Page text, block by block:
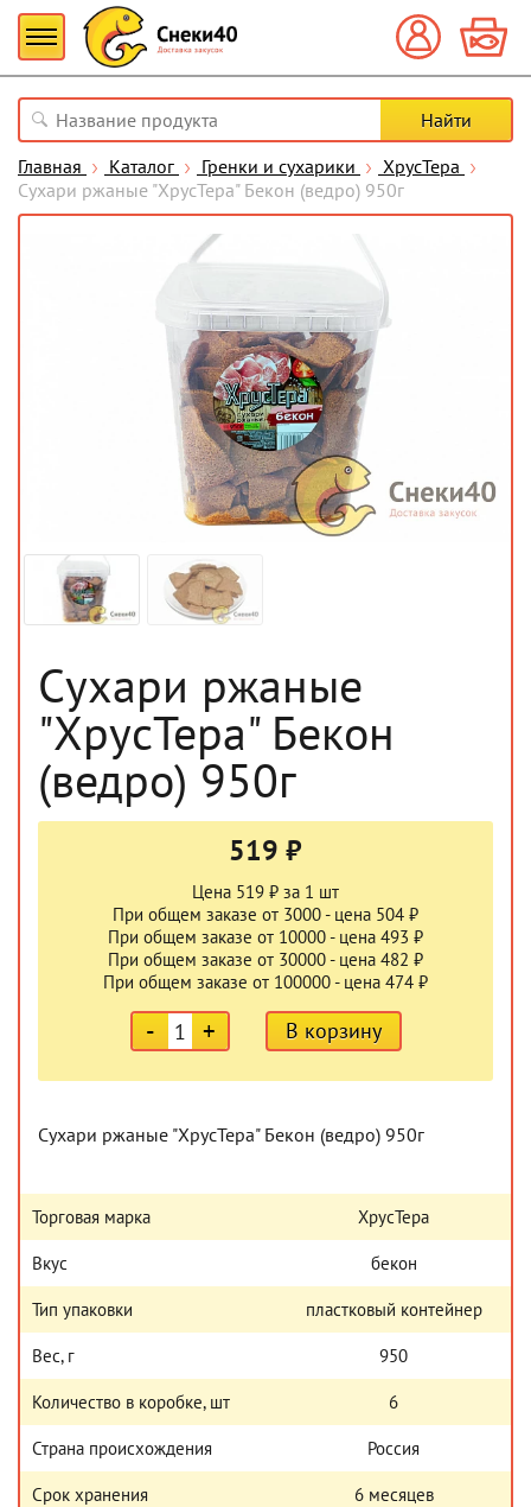
Главная Каталог Гренки и сухарики
ХрусТера
Сухари ржаные "ХрусТера" Бекон (ведро) 950г
Сухари ржаные
"ХрусТера" Бекон
(ведро) 950г
519 ₽
Цена 519 ₽ за 1 шт
При общем заказе от 3000 - цена 504 ₽
При общем заказе от 10000 - цена 493 ₽
При общем заказе от 30000 - цена 482 ₽
При общем заказе от 100000 - цена 474 ₽
- + В корзину
Сухари ржаные "ХрусТера" Бекон (ведро) 950г
Торговая марка ХрусТера
Вкус бекон
Тип упаковки пластковый контейнер
Вес, г 950
Количество в коробке, шт 6
Страна происхождения Россия
Срок хранения 6 месяцев